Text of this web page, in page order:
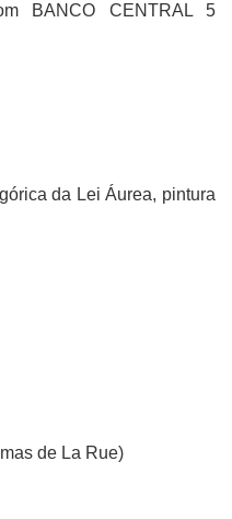
BANCO CENTRAL 5
da Lei Áurea, pintura
de La Rue)